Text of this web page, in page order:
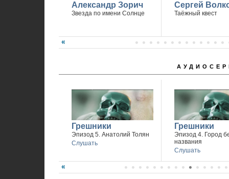
Александр Зорич
Звезда по имени Солнце
Сергей
Таёжный квест
Грешники
Эпизод 5. Анатолий Толян
Слушать
Грешники
Эпизод 4. Город
названия
Слушать